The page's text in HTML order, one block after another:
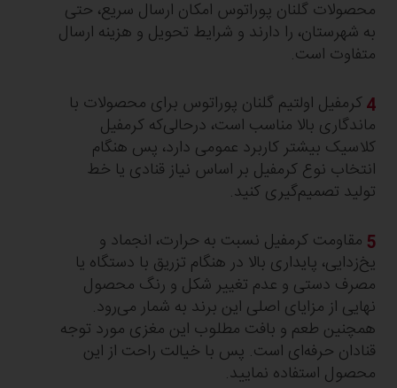
محصولات گلنان پوراتوس امکان ارسال سریع، حتی
به شهرستان، را دارند و شرایط تحویل و هزینه ارسال
متفاوت است.​
کرمفیل اولتیم گلنان پوراتوس برای محصولات با
ماندگاری بالا مناسب است، درحالی‌که کرمفیل
کلاسیک بیشتر کاربرد عمومی دارد، پس هنگام
انتخاب نوع کرمفیل بر اساس نیاز قنادی یا خط
تولید تصمیم‌گیری کنید.​
مقاومت کرمفیل نسبت به حرارت، انجماد و
یخ‌زدایی، پایداری بالا در هنگام تزریق با دستگاه یا
مصرف دستی و عدم تغییر شکل و رنگ محصول
نهایی از مزایای اصلی این برند به شمار می‌رود.
همچنین طعم و بافت مطلوب این مغزی مورد توجه
قنادان حرفه‌ای است.​ پس با خیالت راحت از این
محصول استفاده نمایید.